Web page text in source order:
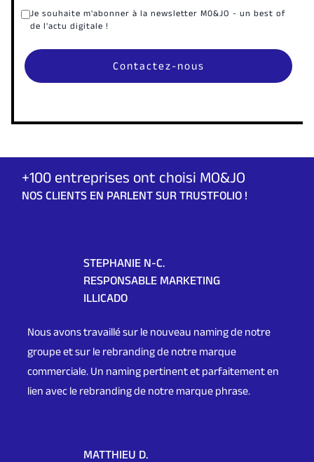
Je souhaite m'abonner à la newsletter M0&JO - un best of
de l'actu digitale !
+100 entreprises ont choisi MO&JO
NOS CLIENTS EN PARLENT SUR TRUSTFOLIO !
STEPHANIE N-C.
RESPONSABLE MARKETING
ILLICADO
Nous avons travaillé sur le nouveau naming de notre
groupe et sur le rebranding de notre marque
commerciale. Un naming pertinent et parfaitement en
lien avec le rebranding de notre marque phrase.
MATTHIEU D.